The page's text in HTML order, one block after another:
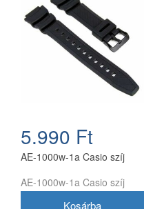
5.990 Ft
AE-1000w-1a Casio szíj
AE-1000w-1a Casio szíj